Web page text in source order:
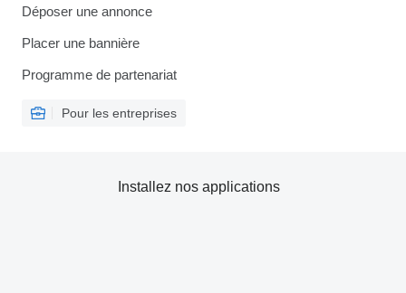
Déposer une annonce
Placer une bannière
Programme de partenariat
Pour les entreprises
Installez nos applications